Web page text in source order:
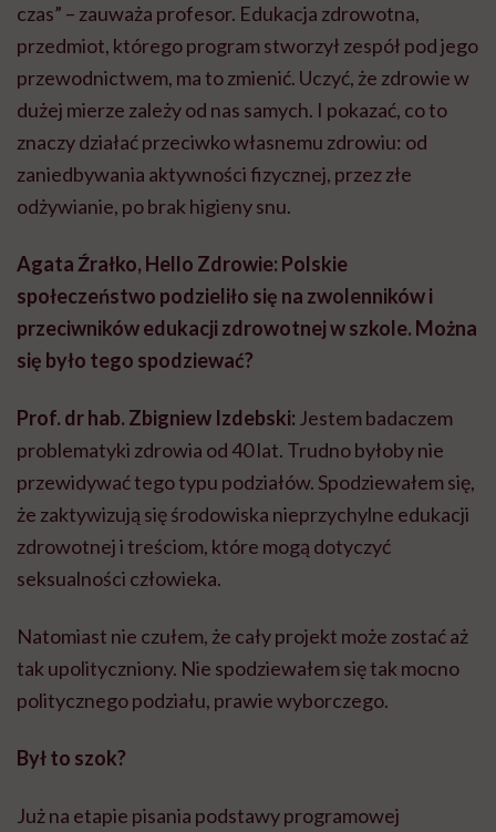
czas” – zauważa profesor. Edukacja zdrowotna,
przedmiot, którego program stworzył zespół pod jego
przewodnictwem, ma to zmienić. Uczyć, że zdrowie w
dużej mierze zależy od nas samych. I pokazać, co to
znaczy działać przeciwko własnemu zdrowiu: od
zaniedbywania aktywności fizycznej, przez złe
odżywianie, po brak higieny snu.
Agata Źrałko, Hello Zdrowie: Polskie
społeczeństwo podzieliło się na zwolenników i
przeciwników edukacji zdrowotnej w szkole. Można
się było tego spodziewać?
Prof. dr hab. Zbigniew Izdebski: Jestem badaczem
problematyki zdrowia od 40 lat. Trudno byłoby nie
przewidywać tego typu podziałów. Spodziewałem się,
że zaktywizują się środowiska nieprzychylne edukacji
zdrowotnej i treściom, które mogą dotyczyć
seksualności człowieka.
Natomiast nie czułem, że cały projekt może zostać aż
tak upolityczniony. Nie spodziewałem się tak mocno
politycznego podziału, prawie wyborczego.
Był to szok?
Już na etapie pisania podstawy programowej